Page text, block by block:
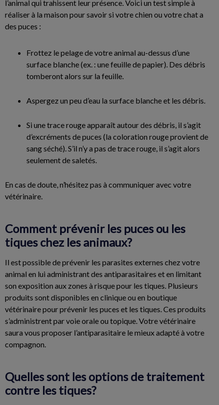
l’animal qui trahissent leur présence. Voici un test simple à
réaliser à la maison pour savoir si votre chien ou votre chat a
des puces :
Frottez le pelage de votre animal au-dessus d’une
surface blanche (ex. : une feuille de papier). Des débris
tomberont alors sur la feuille.
Aspergez un peu d’eau la surface blanche et les débris.
Si une trace rouge apparaît autour des débris, il s’agit
d’excréments de puces (la coloration rouge provient de
sang séché). S’il n’y a pas de trace rouge, il s’agit alors
seulement de saletés.
En cas de doute, n’hésitez pas à communiquer avec votre
vétérinaire.
Comment prévenir les puces ou les
tiques chez les animaux?
Il est possible de prévenir les parasites externes chez votre
animal en lui administrant des antiparasitaires et en limitant
son exposition aux zones à risque pour les tiques. Plusieurs
produits sont disponibles en clinique ou en boutique
vétérinaire pour prévenir les puces et les tiques. Ces produits
s’administrent par voie orale ou topique. Votre vétérinaire
saura vous proposer l’antiparasitaire le mieux adapté à votre
compagnon.
Quelles sont les options de traitement
contre les tiques?